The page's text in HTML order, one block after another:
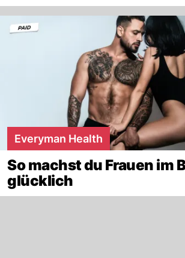
Everyman Health
So machst du Frauen im
glücklich